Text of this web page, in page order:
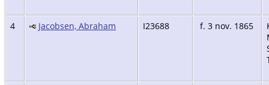
4 Jacobsen, Abraham I23688 f. 3 nov. 1865